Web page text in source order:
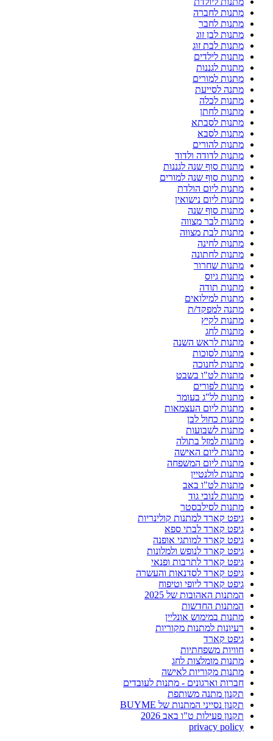
מתנות לחברה
מתנות לחבר
מתנות לבן זוג
מתנות לבת זוג
מתנות לילדים
מתנות לגננות
מתנות למורים
מתנה לסייעת
מתנות לכלה
מתנות לחתן
מתנות לסבתא
מתנות לסבא
מתנות להורים
מתנות לדודה ולדוד
מתנות סוף שנה לגננות
מתנות סוף שנה למורים
מתנות ליום הולדת
מתנות ליום נישואין
מתנות סוף שנה
מתנות לבר מצווה
מתנות לבת מצווה
מתנות לחינה
מתנות לחתונה
מתנות שחרור
מתנות גיוס
מתנות תודה
מתנות למילואים
מתנה למפקד/ת
מתנות לקיץ
מתנות לחג
מתנות לראש השנה
מתנות לסוכות
מתנות לחנוכה
מתנות לט"ו בשבט
מתנות לפורים
מתנות לל"ג בעומר
מתנות ליום העצמאות
מתנות כחול לבן
מתנות לשבועות
מתנות למזל בתולה
מתנות ליום האישה
מתנות ליום המשפחה
מתנות לולנטיין
מתנות לט"ו באב
מתנות לנובי גוד
מתנות לסילבסטר
גיפט קארד למתנות קולינריות
גיפט קארד לבתי ספא
גיפט קארד למותגי אופנה
גיפט קארד לנופש ולמלונות
גיפט קארד לתרבות ופנאי
גיפט קארד לסדנאות והעשרה
גיפט קארד ליופי וטיפוח
המתנות האהובות של 2025
המתנות החדשות
מתנות במימוש אונליין
רעיונות למתנות מקוריות
גיפט קארד
חוויות משפחתיות
מתנות מומלצות לחג
מתנות מקוריות לאישה
חברות וארגונים - מתנות לעובדים
תקנון מתנה משותפת
תקנון נסייני המתנות של BUYME
תקנון פעילות ט"ו באב 2026
privacy policy